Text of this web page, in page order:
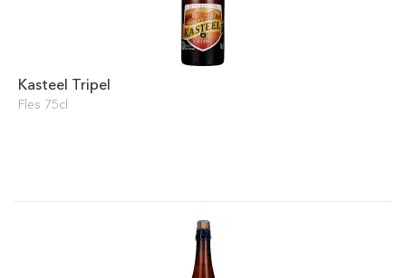
Kasteel Tripel
Fles 75cl